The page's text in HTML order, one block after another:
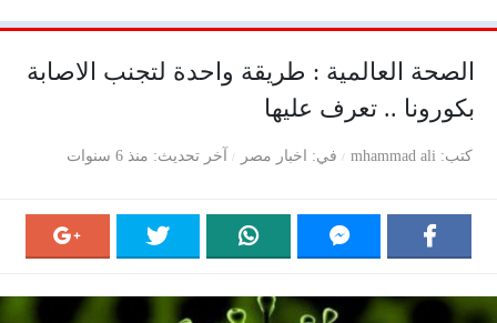
الصحة العالمية : طريقة واحدة لتجنب الاصابة
بكورونا .. تعرف عليها
كتب mhammad ali في اخبار مصر آخر تحديث منذ 6 سنوات